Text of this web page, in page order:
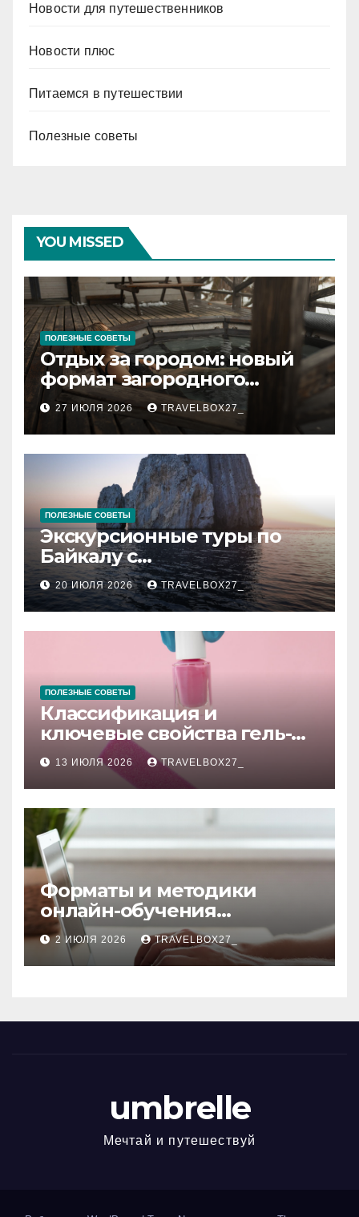
Новости для путешественников
Новости плюс
Питаемся в путешествии
Полезные советы
YOU MISSED
ПОЛЕЗНЫЕ СОВЕТЫ
Отдых за городом: новый
формат загородного
релакса
27 ИЮЛЯ 2026 TRAVELBOX27_
ПОЛЕЗНЫЕ СОВЕТЫ
Экскурсионные туры по
Байкалу с
предоставлением техники
в аренду
20 ИЮЛЯ 2026 TRAVELBOX27_
ПОЛЕЗНЫЕ СОВЕТЫ
Классификация и
ключевые свойства гель-
лаков для ногтей
13 ИЮЛЯ 2026 TRAVELBOX27_
Форматы и методики
онлайн-обучения
современным профессиям
2 ИЮЛЯ 2026 TRAVELBOX27_
umbrelle
Мечтай и путешествуй